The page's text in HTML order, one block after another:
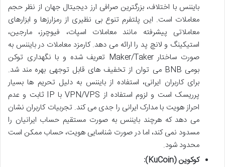
بایننس با اختلاف، بزرگترین صرافی ارز دیجیتال جهان از نظر حجم
معاملات است. این پلتفرم تنوع بی نظیری از رمزارزها و ابزارهای
معاملاتی پیشرفته مانند معاملات اسپات، فیوچرز، مارجین،
استیکینگ و لانچ پد را ارائه می دهد. کارمزد معاملات در بایننس به
صورت ساختار Maker/Taker تعریف شده و با نگهداری توکن
بومی BNB می توان از تخفیف های قابل توجهی بهره مند شد.
برای کاربران ایرانی، استفاده از بایننس به دلیل تحریم ها بسیار
پرریسک است و لزوم استفاده از VPN/VPS با IP ثابت و عدم
احراز هویت با مدارک ایرانی را جدی می کند. تجربیات کاربران نشان
می دهد که هرچند بایننس به صورت مستقیم حساب ایرانیان را
مسدود نمی کند، اما در صورت شناسایی هویت، حساب ممکن است
محدود شود.
کوکوین (KuCoin):